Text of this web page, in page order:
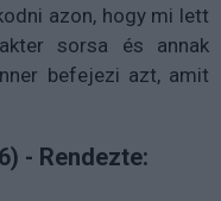
azon, hogy mi lett
sorsa és annak
befejezi azt, amit
- Rendezte: